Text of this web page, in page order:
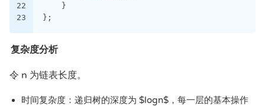
22
23
    }
};
复杂度分析
令 n 为链表长度。
时间复杂度：递归树的深度为 $logn$，每一层的基本操作